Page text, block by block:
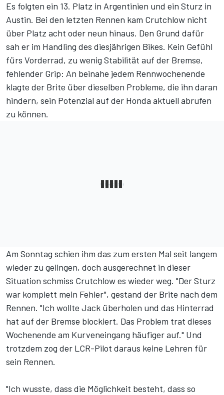
Es folgten ein 13. Platz in Argentinien und ein Sturz in
Austin. Bei den letzten Rennen kam Crutchlow nicht
über Platz acht oder neun hinaus. Den Grund dafür
sah er im Handling des diesjährigen Bikes. Kein Gefühl
fürs Vorderrad, zu wenig Stabilität auf der Bremse,
fehlender Grip: An beinahe jedem Rennwochenende
klagte der Brite über dieselben Probleme, die ihn daran
hindern, sein Potenzial auf der Honda aktuell abrufen
zu können.
Am Sonntag schien ihm das zum ersten Mal seit langem
wieder zu gelingen, doch ausgerechnet in dieser
Situation schmiss Crutchlow es wieder weg. "Der Sturz
war komplett mein Fehler", gestand der Brite nach dem
Rennen. "Ich wollte Jack überholen und das Hinterrad
hat auf der Bremse blockiert. Das Problem trat dieses
Wochenende am Kurveneingang häufiger auf." Und
trotzdem zog der LCR-Pilot daraus keine Lehren für
sein Rennen.
"Ich wusste, dass die Möglichkeit besteht, dass so